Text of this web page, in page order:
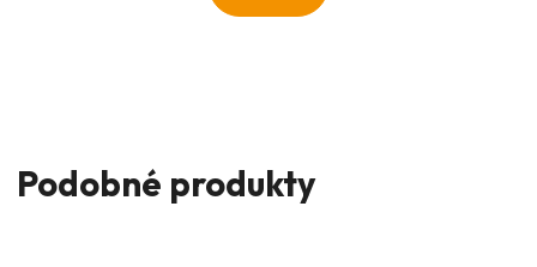
Podobné produkty